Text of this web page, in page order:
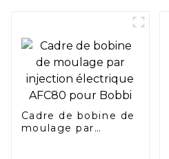
Cadre de bobine de
moulage par